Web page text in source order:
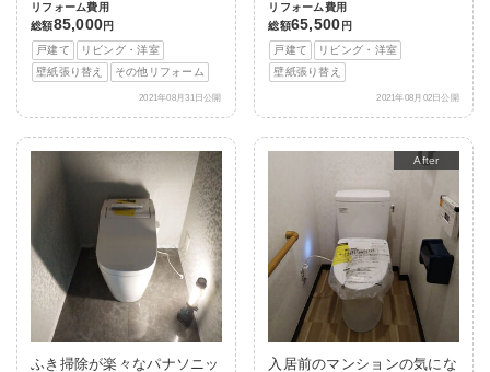
リフォーム費用
総額85,000円
戸建て
リビング・洋室
壁紙張り替え
その他リフォーム
2021年08月31日公開
リフォーム費用
総額65,500 円
戸建て
リビング・洋室
壁紙張り替え
2021年08月02日公開
ふき掃除が楽々なパナソニッ
After
入居前のマンションの気にな